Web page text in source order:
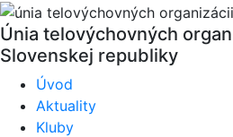
Únia telovýchovných
Slovenskej republiky
Úvod
Aktuality
Kluby